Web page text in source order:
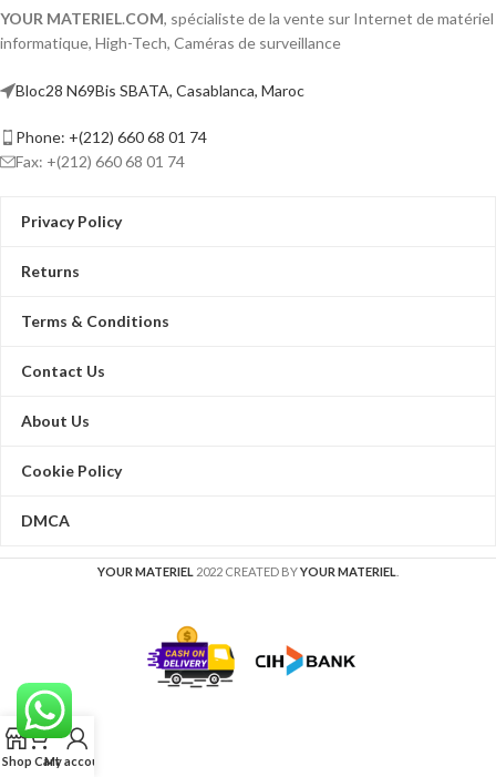
capability
Max. 1200 m for 720p HDTVI signal
YOUR MATERIEL.COM, spécialiste de la vente sur Internet de matériel
informatique, High-Tech, Caméras de surveillance
Bloc28 N69Bis SBATA, Casablanca, Maroc
Phone: +(212) 660 68 01 74
Fax: +(212) 660 68 01 74
Privacy Policy
Returns
Terms & Conditions
Contact Us
About Us
Cookie Policy
DMCA
YOUR MATERIEL 2022 CREATED BYYOUR MATERIEL
Shop Cart
My account